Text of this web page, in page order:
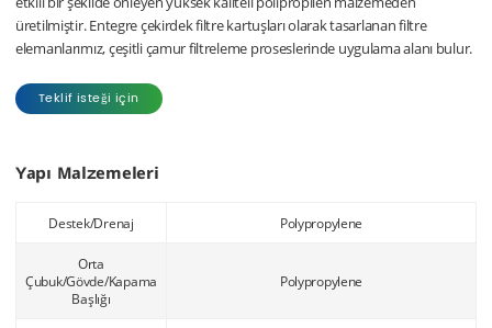
üretilmiştir. Entegre çekirdek filtre kartuşları olarak tasarlanan filtre
elemanlarımız, çeşitli çamur filtreleme proseslerinde uygulama alanı bulur.
Teklif isteği için
Yapı Malzemeleri
Destek/Drenaj Polypropylene
Orta
Çubuk/Gövde/Kapama
Başlığı
Polypropylene